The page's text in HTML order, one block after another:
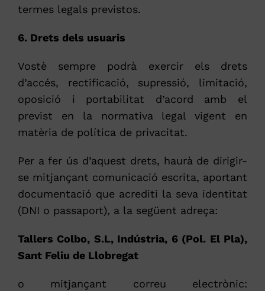
termes legals previstos.
6. Drets dels usuaris
Vostè sempre podrà exercir els drets
d’accés, rectificació, supressió, limitació,
oposició i portabilitat d’acord amb el
previst en la normativa legal vigent en
matèria de política de privacitat.
Per a fer ús d’aquest drets, haurà de dirigir-
se mitjançant comunicació escrita, aportant
documentació que acrediti la seva identitat
(DNI o passaport), a la següent adreça:
Tallers Colbo, S.L, Indústria, 6 (Pol. El Pla),
Sant Feliu de Llobregat
o mitjançant correu electrònic: